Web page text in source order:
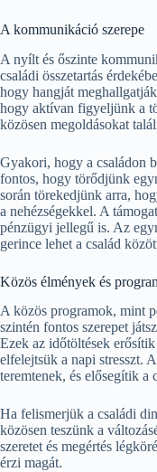
A kommunikáció szerepe
A nyílt és őszinte
családi összetartás
hogy hangját
hogy aktívan figyeljünk a
közösen megoldásokat
Gyakori, hogy a családon
fontos, hogy törődjünk
során törekedjünk arra,
a nehézségekkel. A
pénzügyi jellegű is. Az
gerince lehet a család
Közös élmények és
A közös programok, mint
szintén fontos szerepet
Ezek az időtöltések
elfelejtsük a napi stresszt.
teremtenek, és elősegítik a
Ha felismerjük a családi
közösen teszünk a
szeretet és megértés
érzi magát.